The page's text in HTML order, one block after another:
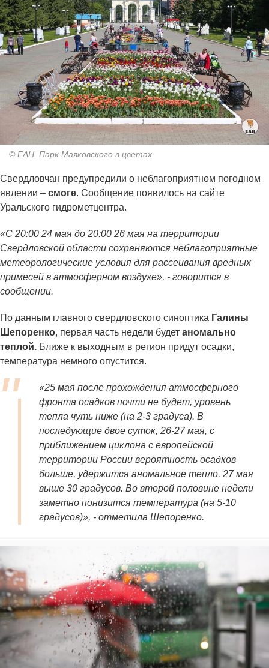
© ЕАН. Парк Маяковского в цветах
Свердловчан предупредили о неблагоприятном погодном
явлении – смоге. Сообщение появилось на сайте
Уральского гидрометцентра.
«С 20:00 24 мая до 20:00 26 мая на территории
Свердловской области сохраняются неблагоприятные
метеорологические условия для рассеивания вредных
примесей в атмосферном воздухе», - говорится в
сообщении.
По данным главного свердловского синоптика Галины
Шепоренко, первая часть недели будет аномально
теплой. Ближе к выходным в регион придут осадки,
температура немного опустится.
«25 мая после прохождения атмосферного
фронта осадков почти не будет, уровень
тепла чуть ниже (на 2-3 градуса). В
последующие двое суток, 26-27 мая, с
приближением циклона с европейской
территории России вероятность осадков
больше, удержится аномальное тепло, 27 мая
выше 30 градусов. Во второй половине недели
заметно понизится температура (на 5-10
градусов)», - отметила Шепоренко.